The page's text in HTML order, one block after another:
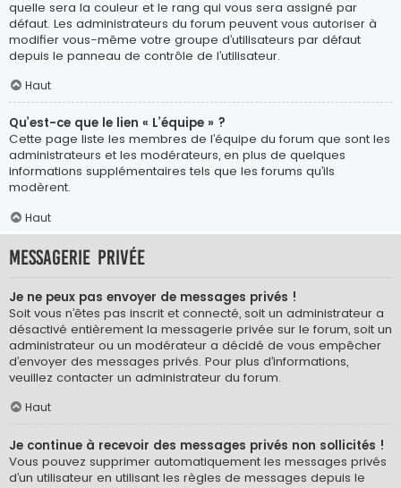
quelle sera la couleur et le rang qui vous sera assigné par
défaut. Les administrateurs du forum peuvent vous autoriser à
modifier vous-même votre groupe d’utilisateurs par défaut
depuis le panneau de contrôle de l’utilisateur.
Haut
Qu’est-ce que le lien « L’équipe » ?
Cette page liste les membres de l’équipe du forum que sont les
administrateurs et les modérateurs, en plus de quelques
informations supplémentaires tels que les forums qu’ils
modèrent.
Haut
Messagerie privée
Je ne peux pas envoyer de messages privés !
Soit vous n’êtes pas inscrit et connecté, soit un administrateur a
désactivé entièrement la messagerie privée sur le forum, soit un
administrateur ou un modérateur a décidé de vous empêcher
d’envoyer des messages privés. Pour plus d’informations,
veuillez contacter un administrateur du forum.
Haut
Je continue à recevoir des messages privés non sollicités !
Vous pouvez supprimer automatiquement les messages privés
d’un utilisateur en utilisant les règles de messages depuis le